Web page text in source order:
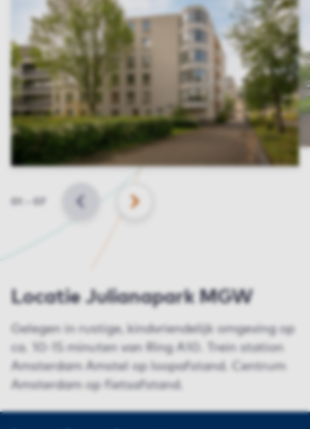
Slide
VORIGE VOLGENDE
Locatie Julianapark MGW
Gelegen in rustige, kindvriendelijk omgeving op
ca. 10-15 minuten van Ring A10. Trein station
Amsterdam Amstel op loopafstand. Centrum
Amsterdam op fietsafstand.